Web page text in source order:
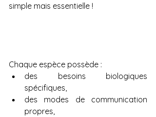
simple mais essentielle !
Chaque espèce possède :
des besoins biologiques
spécifiques,
des modes de communication
propres,